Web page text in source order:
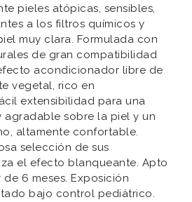
pieles atópicas, sensibles,
a los filtros químicos y
muy clara. Formulada con
de gran compatibilidad
acondicionador libre de
vegetal, rico en
extensibilidad para una
agradable sobre la piel y un
altamente confortable.
selección de sus
el efecto blanqueante. Apto
6 meses. Exposición
bajo control pediátrico.